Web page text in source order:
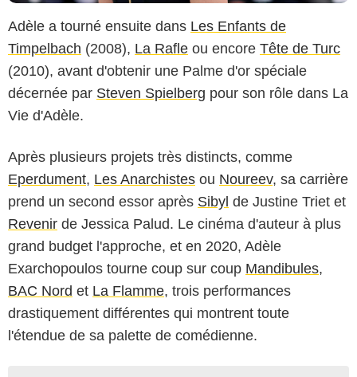
Adèle a tourné ensuite dans Les Enfants de
Timpelbach (2008), La Rafle ou encore Tête de Turc
(2010), avant d'obtenir une Palme d'or spéciale
décernée par Steven Spielberg pour son rôle dans La
Vie d'Adèle.
Après plusieurs projets très distincts, comme
Eperdument, Les Anarchistes ou Noureev, sa carrière
prend un second essor après Sibyl de Justine Triet et
Revenir de Jessica Palud. Le cinéma d'auteur à plus
grand budget l'approche, et en 2020, Adèle
Exarchopoulos tourne coup sur coup Mandibules,
BAC Nord et La Flamme, trois performances
drastiquement différentes qui montrent toute
l'étendue de sa palette de comédienne.